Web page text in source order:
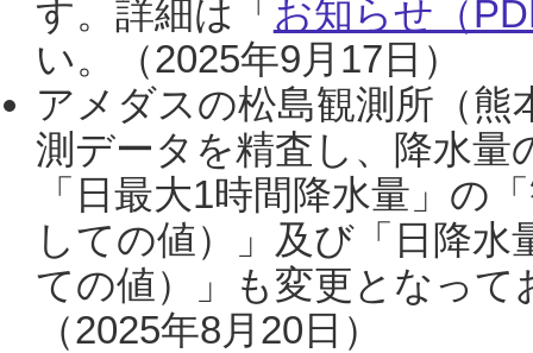
す。詳細は「 お知らせ（
い。（2025年9月17日）
アメダスの松島観測所（熊
測データを精査し、降水
「日最大1時間降水量」の
しての値）」及び「日降
ての値）」も変更となっ
（2025年8月20日）